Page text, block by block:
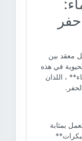
معقد بين
في هذه
، اللذان
بمثابة